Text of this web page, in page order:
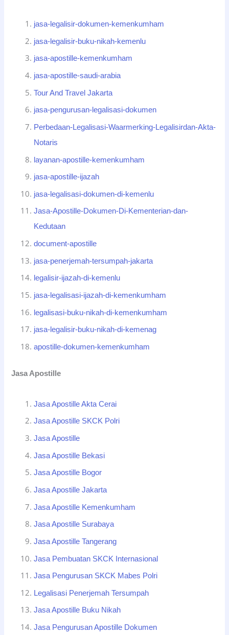
jasa-legalisir-dokumen-kemenkumham
jasa-legalisir-buku-nikah-kemenlu
jasa-apostille-kemenkumham
jasa-apostille-saudi-arabia
Tour And Travel Jakarta
jasa-pengurusan-legalisasi-dokumen
Perbedaan-Legalisasi-Waarmerking-Legalisirdan-Akta-
Notaris
layanan-apostille-kemenkumham
jasa-apostille-ijazah
jasa-legalisasi-dokumen-di-kemenlu
Jasa-Apostille-Dokumen-Di-Kementerian-dan-
Kedutaan
document-apostille
jasa-penerjemah-tersumpah-jakarta
legalisir-ijazah-di-kemenlu
jasa-legalisasi-ijazah-di-kemenkumham
legalisasi-buku-nikah-di-kemenkumham
jasa-legalisir-buku-nikah-di-kemenag
apostille-dokumen-kemenkumham
Jasa Apostille
Jasa Apostille Akta Cerai
Jasa Apostille SKCK Polri
Jasa Apostille
Jasa Apostille Bekasi
Jasa Apostille Bogor
Jasa Apostille Jakarta
Jasa Apostille Kemenkumham
Jasa Apostille Surabaya
Jasa Apostille Tangerang
Jasa Pembuatan SKCK Internasional
Jasa Pengurusan SKCK Mabes Polri
Legalisasi Penerjemah Tersumpah
Jasa Apostille Buku Nikah
Jasa Pengurusan Apostille Dokumen